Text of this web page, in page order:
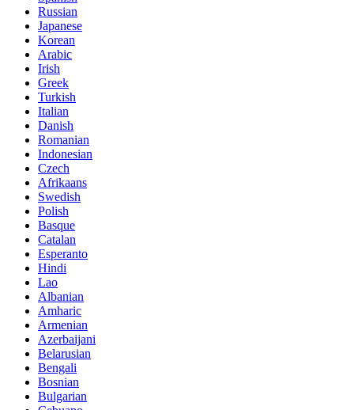
Russian
Japanese
Korean
Arabic
Irish
Greek
Turkish
Italian
Danish
Romanian
Indonesian
Czech
Afrikaans
Swedish
Polish
Basque
Catalan
Esperanto
Hindi
Lao
Albanian
Amharic
Armenian
Azerbaijani
Belarusian
Bengali
Bosnian
Bulgarian